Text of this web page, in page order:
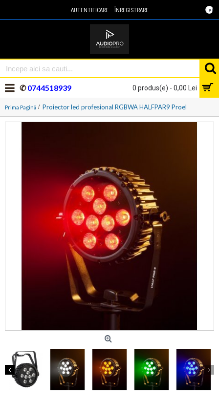
Lei
AUTENTIFICARE ÎNREGISTRARE
0 produs(e) - 0,00 Lei
✆0744518939
Prima Pagină Proiector led profesional RGBWA HALFPAR9 Proel